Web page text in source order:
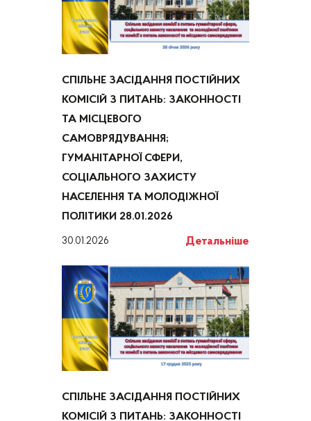
СПІЛЬНЕ ЗАСІДАННЯ ПОСТІЙНИХ
КОМІСІЙ З ПИТАНЬ: ЗАКОННОСТІ
ТА МІСЦЕВОГО
САМОВРЯДУВАННЯ;
ГУМАНІТАРНОЇ СФЕРИ,
СОЦІАЛЬНОГО ЗАХИСТУ
НАСЕЛЕННЯ ТА МОЛОДІЖНОЇ
ПОЛІТИКИ 28.01.2026
30.01.2026 Детальніше
СПІЛЬНЕ ЗАСІДАННЯ ПОСТІЙНИХ
КОМІСІЙ З ПИТАНЬ: ЗАКОННОСТІ